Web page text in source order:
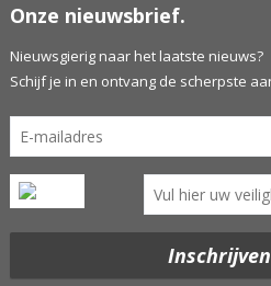
Onze nieuwsbrief.
Nieuwsgierig naar het laatste nieuws?
Schijf je in en ontvang de scherpste